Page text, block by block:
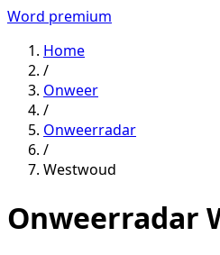
Word premium
Home
/
Onweer
/
Onweerradar
/
Westwoud
Onweerradar